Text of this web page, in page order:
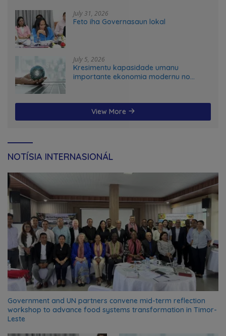
July 31, 2026
Feto iha Governasaun lokal
July 5, 2026
Kresimentu kapasidade umanu
importante ekonomia modernu no
View More
NOTÍSIA INTERNASIONÁL
Government and UN partners convene mid-term reflection
workshop to advance food systems transformation in Timor-
Leste